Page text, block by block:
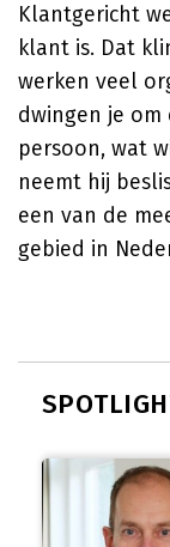
Klantgericht
klant is. Dat
werken veel
dwingen je om
persoon, wat
neemt hij
een van de
gebied in